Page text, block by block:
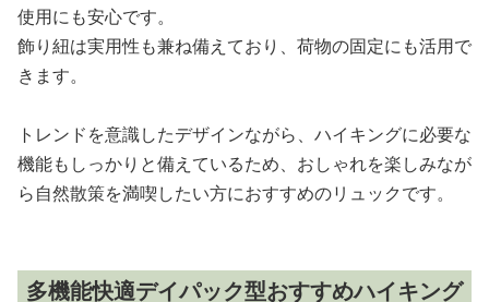
使用にも安心です。
飾り紐は実用性も兼ね備えており、荷物の固定にも活用で
きます。
トレンドを意識したデザインながら、ハイキングに必要な
機能もしっかりと備えているため、おしゃれを楽しみなが
ら自然散策を満喫したい方におすすめのリュックです。
多機能快適デイパック型おすすめハイキング